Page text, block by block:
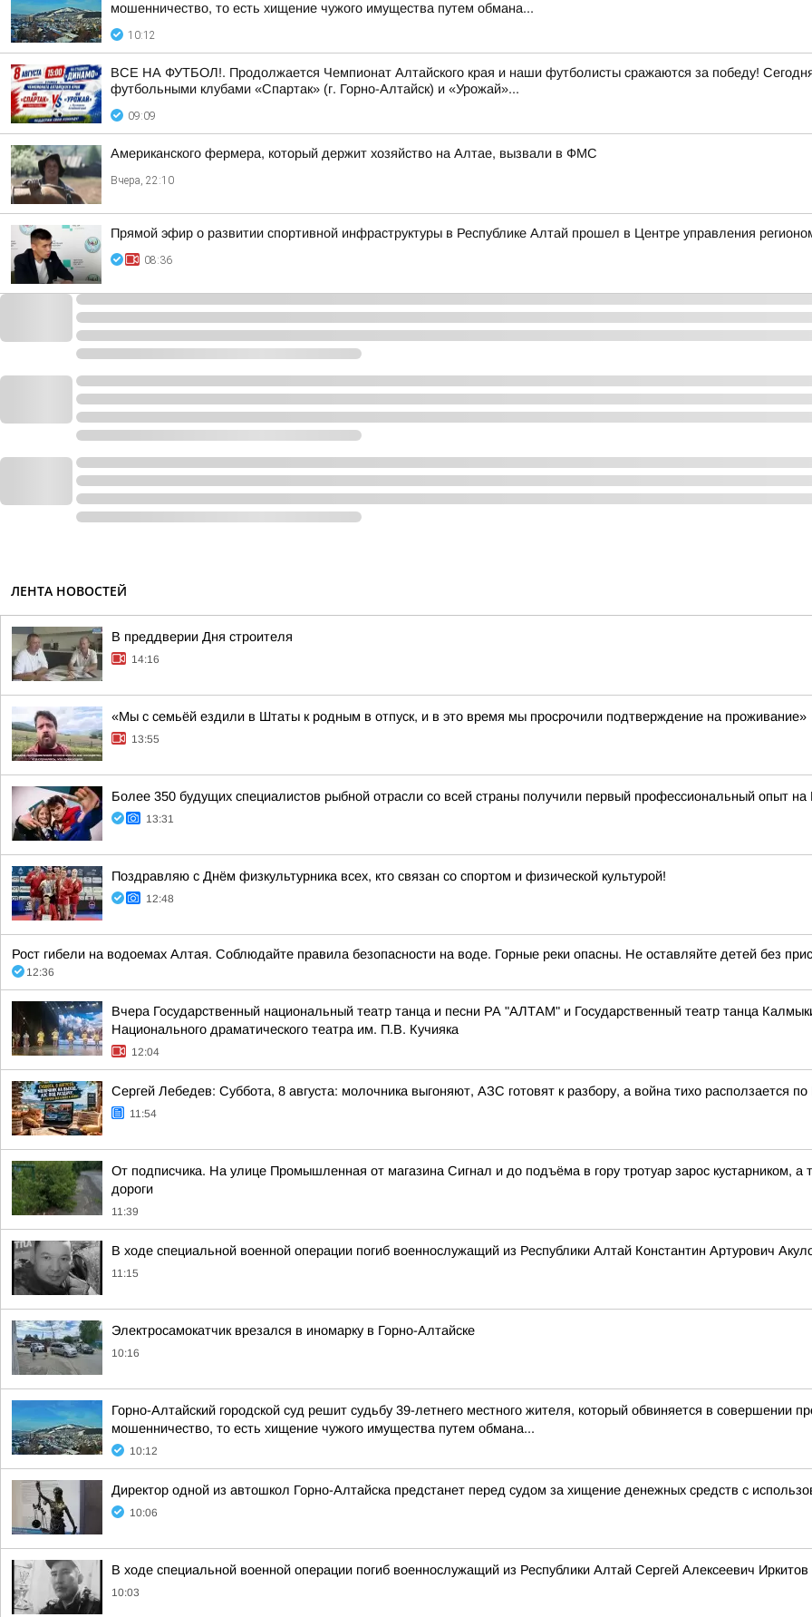
мошенничество, то есть хищение чужого имущества путем обмана...
10:12
ВСЕ НА ФУТБОЛ!. Продолжается Чемпионат Алтайского края и наши футболисты сражаются за победу!
футбольными клубами «Спартак» (г. Горно-Алтайск) и «Урожай»...
09:09
Американского фермера, который держит хозяйство на Алтае, вызвали в ФМС
Вчера, 22:10
Прямой эфир о развитии спортивной инфраструктуры в Республике Алтай прошел в Центре управления
08:36
ЛЕНТА НОВОСТЕЙ
В преддверии Дня строителя
14:16
«Мы с семьёй ездили в Штаты к родным в отпуск, и в это время мы просрочили подтверждение на проживание»
13:55
Более 350 будущих специалистов рыбной отрасли со всей страны получили первый профессиональный опыт на
13:31
Поздравляю с Днём физкультурника всех, кто связан со спортом и физической культурой!
12:48
Рост гибели на водоемах Алтая. Соблюдайте правила безопасности на воде. Горные реки опасны. Не оставляйте детей без
12:36
Вчера Государственный национальный театр танца и песни РА "АЛТАМ" и Государственный театр танца
Национального драматического театра им. П.В. Кучияка
12:04
Сергей Лебедев: Суббота, 8 августа: молочника выгоняют, АЗС готовят к разбору, а война тихо расползается
11:54
От подписчика. На улице Промышленная от магазина Сигнал и до подъёма в гору тротуар зарос кустарником, а
дороги
11:39
В ходе специальной военной операции погиб военнослужащий из Республики Алтай Константин Артурович
11:15
Электросамокатчик врезался в иномарку в Горно-Алтайске
10:16
Горно-Алтайский городской суд решит судьбу 39-летнего местного жителя, который обвиняется в совершении
мошенничество, то есть хищение чужого имущества путем обмана...
10:12
Директор одной из автошкол Горно-Алтайска предстанет перед судом за хищение денежных средств с
10:06
В ходе специальной военной операции погиб военнослужащий из Республики Алтай Сергей Алексеевич Иркитов
10:03